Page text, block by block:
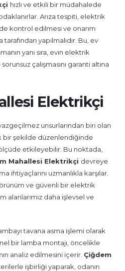
hızlı ve etkili bir müdahalede
Arıza tespiti, elektrik
kontrol edilmesi ve onarım
yapılmalıdır. Bu, ev
yanı sıra, evin elektrik
çalışmasını garanti altına
Elektrikçi
unsurlarından biri olan
bir şekilde düzenlendiğinde
etkileyebilir. Bu noktada,
Mahallesi Elektrikçi devreye
ihtiyaçlarını uzmanlıkla karşılar.
ve güvenli bir elektrik
alanlarımız daha işlevsel ve
tavana asma işlemi olarak
bir lamba montajı, öncelikle
analiz edilmesini içerir. Çiğdem
işbirliği yaparak, odanın